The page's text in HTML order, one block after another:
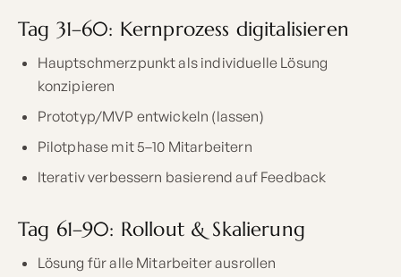
Tag 31–60: Kernprozess digitalisieren
Hauptschmerzpunkt als individuelle Lösung
konzipieren
Prototyp/MVP entwickeln (lassen)
Pilotphase mit 5–10 Mitarbeitern
Iterativ verbessern basierend auf Feedback
Tag 61–90: Rollout & Skalierung
Lösung für alle Mitarbeiter ausrollen